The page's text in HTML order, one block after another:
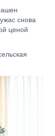
снова
ценой